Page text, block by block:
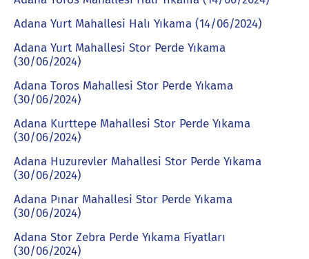
Adana Yurt Mahallesi Halı Yıkama (14/06/2024)
Adana Yurt Mahallesi Stor Perde Yıkama
(30/06/2024)
Adana Toros Mahallesi Stor Perde Yıkama
(30/06/2024)
Adana Kurttepe Mahallesi Stor Perde Yıkama
(30/06/2024)
Adana Huzurevler Mahallesi Stor Perde Yıkama
(30/06/2024)
Adana Pınar Mahallesi Stor Perde Yıkama
(30/06/2024)
Adana Stor Zebra Perde Yıkama Fiyatları
(30/06/2024)